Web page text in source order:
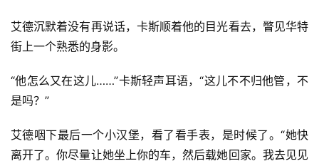
艾德沉默着没有再说话，卡斯顺着他的目光看去，瞥见华特
街上一个熟悉的身影。
“他怎么又在这儿……”卡斯轻声耳语，“这儿不不归他管，不
是吗？”
艾德咽下最后一个小汉堡，看了看手表，是时候了。“她快
离开了。你尽量让她坐上你的车，然后载她回家。我去见见